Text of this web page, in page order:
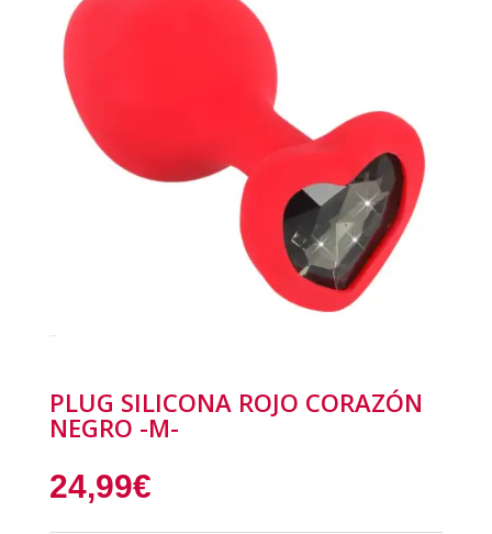
PLUG SILICONA ROJO CORAZÓN
NEGRO -M-
24,99€